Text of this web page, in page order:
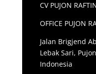
CV PUJON
OFFICE PUJON
Jalan Brigjend
Lebak Sari,
Indonesia